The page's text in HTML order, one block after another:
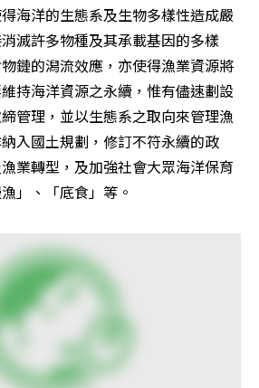
海洋的生態系及生物多樣性造成嚴
滅許多物種及其承載基因的多樣
鏈的潟流效應，亦使得漁業資源將
持海洋資源之永續，惟有儘速劃設
管理，並以生態系之取向來管理漁
入國土規劃，修訂不符永續的政
業轉型，及加強社會大眾海洋保育
」、「底食」等。